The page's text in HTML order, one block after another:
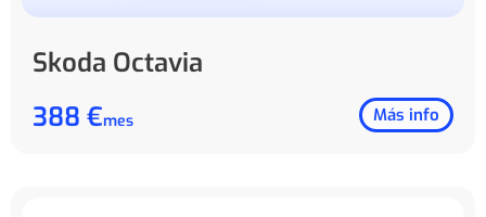
Skoda Octavia
388 €mes Más info